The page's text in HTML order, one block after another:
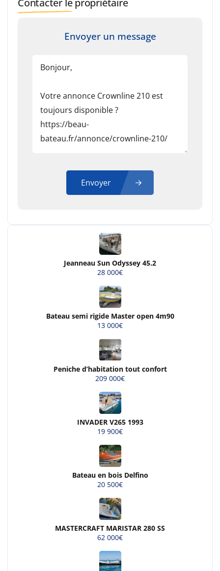
Contacter le propriétaire
Envoyer un message
Envoyer
Jeanneau Sun Odyssey 45.2
28 000€
Bateau semi rigide Master open 4m90
13 000€
Peniche d’habitation tout confort
209 000€
INVADER V265 1993
19 900€
Bateau en bois Delfino
20 500€
MASTERCRAFT MARISTAR 280 SS
62 000€